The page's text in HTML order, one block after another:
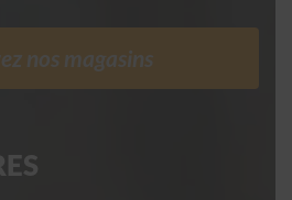
nos magasins